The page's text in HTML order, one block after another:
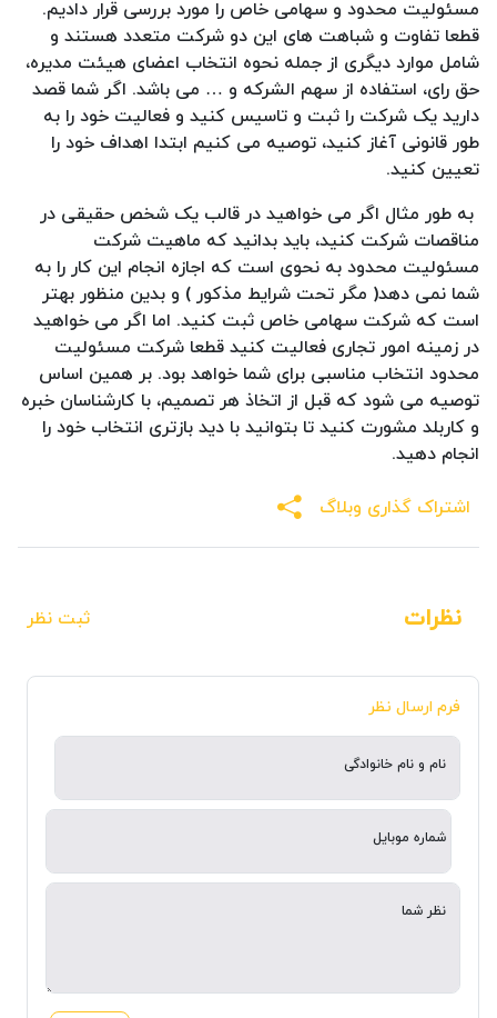
مسئولیت محدود و سهامی خاص را مورد بررسی قرار دادیم.
قطعا تفاوت و شباهت های این دو شرکت متعدد هستند و
شامل موارد دیگری از جمله نحوه انتخاب اعضای هیئت مدیره،
حق رای، استفاده از سهم الشرکه و … می باشد. اگر شما قصد
دارید یک شرکت را ثبت و تاسیس کنید و فعالیت خود را به
طور قانونی آغاز کنید، توصیه می کنیم ابتدا اهداف خود را
تعیین کنید.
به طور مثال اگر می خواهید در قالب یک شخص حقیقی در
مناقصات شرکت کنید، باید بدانید که ماهیت شرکت
مسئولیت محدود به نحوی است که اجازه انجام این کار را به
شما نمی دهد( مگر تحت شرایط مذکور ) و بدین منظور بهتر
است که شرکت سهامی خاص ثبت کنید. اما اگر می خواهید
در زمینه امور تجاری فعالیت کنید قطعا شرکت مسئولیت
محدود انتخاب مناسبی برای شما خواهد بود. بر همین اساس
توصیه می شود که قبل از اتخاذ هر تصمیم، با کارشناسان خبره
و کاربلد مشورت کنید تا بتوانید با دید بازتری انتخاب خود را
انجام دهید.
اشتراک گذاری وبلاگ
نظرات ثبت نظر
فرم ارسال نظر
نام و نام خانوادگی
شماره موبایل
نظر شما